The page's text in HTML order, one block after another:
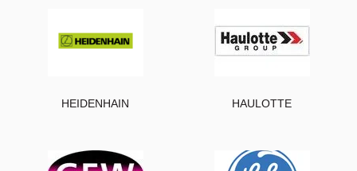
HEIDENHAIN HAULOTTE